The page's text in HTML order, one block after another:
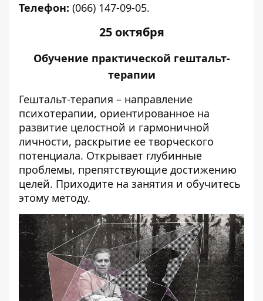
Телефон: (066) 147-09-05.
25 октября
Обучение практической гештальт-
терапии
Гештальт-терапия – направление
психотерапии, ориентированное на
развитие целостной и гармоничной
личности, раскрытие ее творческого
потенциала. Открывает глубинные
проблемы, препятствующие достижению
целей. Приходите на занятия и обучитесь
этому методу.